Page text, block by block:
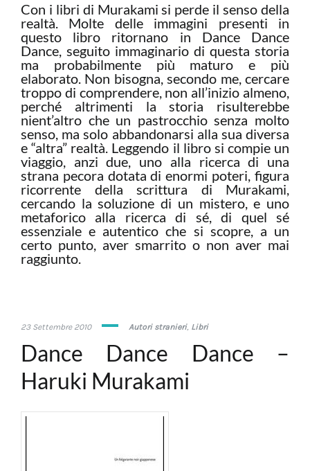
Con i libri di Murakami si perde il senso della
realtà. Molte delle immagini presenti in
questo libro ritornano in Dance Dance
Dance, seguito immaginario di questa storia
ma probabilmente più maturo e più
elaborato. Non bisogna, secondo me, cercare
troppo di comprendere, non all’inizio almeno,
perché altrimenti la storia risulterebbe
nient’altro che un pastrocchio senza molto
senso, ma solo abbandonarsi alla sua diversa
e “altra” realtà. Leggendo il libro si compie un
viaggio, anzi due, uno alla ricerca di una
strana pecora dotata di enormi poteri, figura
ricorrente della scrittura di Murakami,
cercando la soluzione di un mistero, e uno
metaforico alla ricerca di sé, di quel sé
essenziale e autentico che si scopre, a un
certo punto, aver smarrito o non aver mai
raggiunto.
23 Settembre 201031
2020
Autori stranieri, Libri
Dance Dance Dance –
Haruki Murakami